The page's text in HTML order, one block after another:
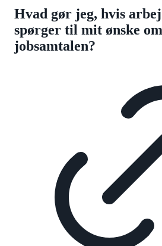
Hvad gør jeg, hvis
spørger til mit ønske
jobsamtalen?